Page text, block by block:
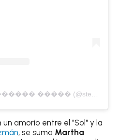
A post shared by ��������� ����� (@stephaniesalasoficial)
amorío entre el "Sol" y la
, se suma Martha